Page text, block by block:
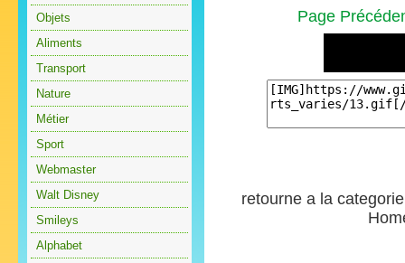
Objets
Aliments
Transport
Nature
Métier
Sport
Webmaster
Walt Disney
Smileys
Alphabet
Page
retourne a la